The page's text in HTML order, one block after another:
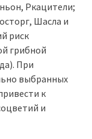
Ркацители;
Шасла и
риск
грибной
При
выбранных
к
и